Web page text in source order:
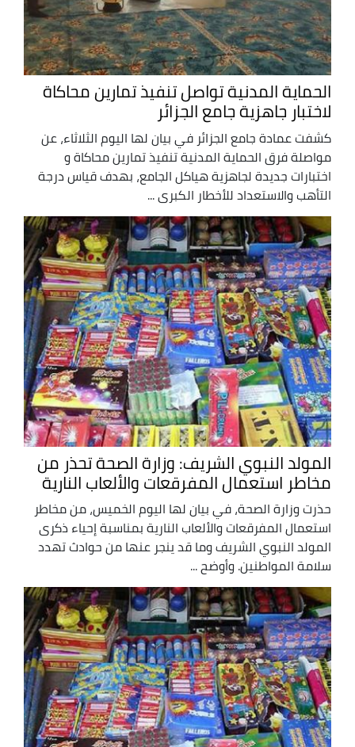
الحماية المدنية تواصل تنفيذ تمارين محاكاة
لاختبار جاهزية جامع الجزائر
كشفت عمادة جامع الجزائر في بيان لها اليوم الثلاثاء، عن
مواصلة فرق الحماية المدنية تنفيذ تمارين محاكاة و
اختبارات جديدة لجاهزية هياكل الجامع، بهدف قياس درجة
التأهب والاستعداد للأخطار الكبرى ...
المولد النبوي الشريف: وزارة الصحة تحذر من
مخاطر استعمال المفرقعات والألعاب النارية
حذرت وزارة الصحة، في بيان لها اليوم الخميس، من مخاطر
استعمال المفرقعات والألعاب النارية بمناسبة إحياء ذكرى
المولد النبوي الشريف وما قد ينجر عنها من حوادث تهدد
سلامة المواطنين. وأوضح ...